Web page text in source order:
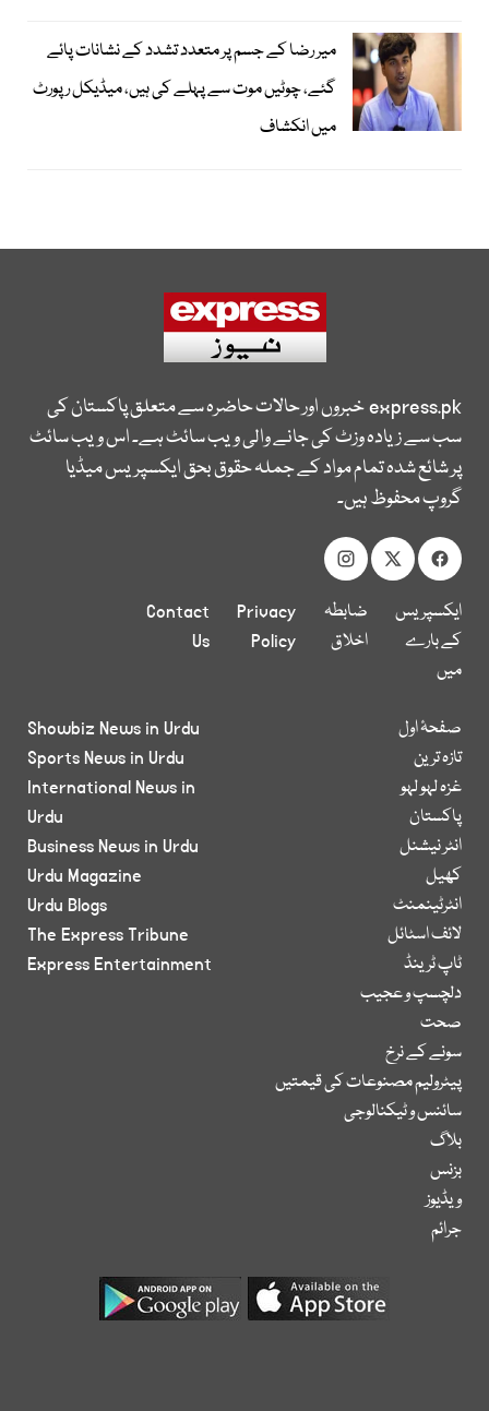
میر رضا کے جسم پر متعدد تشدد کے نشانات پائے
گئے، چوٹیں موت سے پہلے کی ہیں، میڈیکل رپورٹ
میں انکشاف
express.pkخبروں اور حالات حاضرہ سے متعلق پاکستان کی
سب سے زیادہ وزٹ کی جانے والی ویب سائٹ ہے۔ اس ویب سائٹ
پر شائع شدہ تمام مواد کے جملہ حقوق بحق ایکسپریس میڈیا
گروپ محفوظ ہیں۔
ایکسپریس
کے بارے
میں
ضابطہ
اخلاق
Privacy
Policy
Contact
Us
صفحۂ اول
تازہ ترین
غزہ لہو لہو
پاکستان
انٹر نیشنل
کھیل
انٹرٹینمنٹ
لائف اسٹائل
ٹاپ ٹرینڈ
دلچسپ و عجیب
صحت
سونے کے نرخ
پیٹرولیم مصنوعات کی قیمتیں
سائنس و ٹیکنالوجی
بلاگ
بزنس
ویڈیوز
جرائم
Showbiz News in Urdu
Sports News in Urdu
International News in
Urdu
Business News in Urdu
Urdu Magazine
Urdu Blogs
The Express Tribune
Express Entertainment